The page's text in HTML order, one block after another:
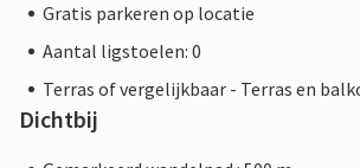
Gratis parkeren op locatie
Aantal ligstoelen: 0
Terras of vergelijkbaar - Terras en
Dichtbij